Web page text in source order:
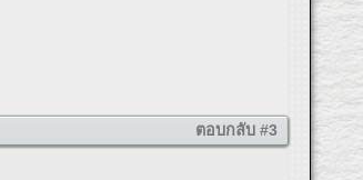
ตอบกลับ #3